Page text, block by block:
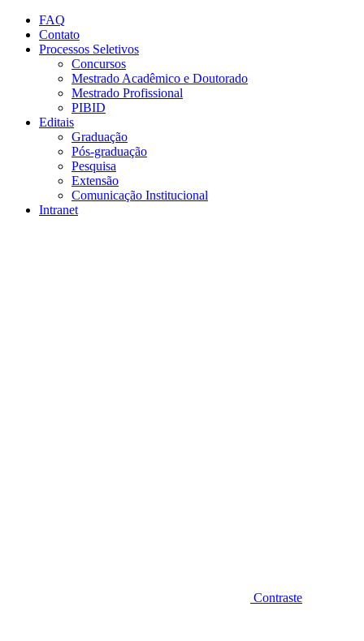
Conteúdo principal
FAQ
Contato
Processos Seletivos
Concursos
Mestrado Acadêmico e Doutorado
Mestrado Profissional
PIBID
Editais
Graduação
Pós-graduação
Pesquisa
Extensão
Comunicação Institucional
Intranet
Contraste